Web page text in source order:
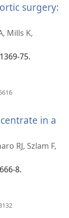
պատուհան)
surgery:
Mills K,
75.
պատուհան)
in a
RJ, Szlam F,
8.